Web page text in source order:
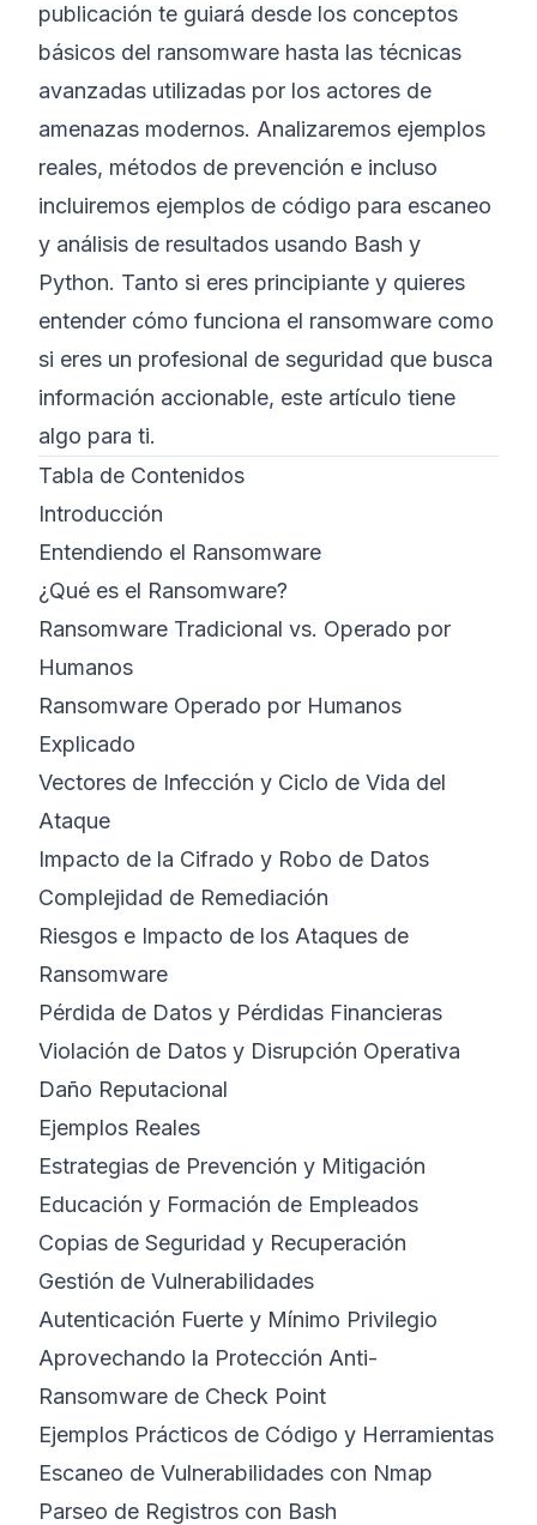
publicación te guiará desde los conceptos
básicos del ransomware hasta las técnicas
avanzadas utilizadas por los actores de
amenazas modernos. Analizaremos ejemplos
reales, métodos de prevención e incluso
incluiremos ejemplos de código para escaneo
y análisis de resultados usando Bash y
Python. Tanto si eres principiante y quieres
entender cómo funciona el ransomware como
si eres un profesional de seguridad que busca
información accionable, este artículo tiene
algo para ti.
Tabla de Contenidos
Introducción
Entendiendo el Ransomware
¿Qué es el Ransomware?
Ransomware Tradicional vs. Operado por
Humanos
Ransomware Operado por Humanos
Explicado
Vectores de Infección y Ciclo de Vida del
Ataque
Impacto de la Cifrado y Robo de Datos
Complejidad de Remediación
Riesgos e Impacto de los Ataques de
Ransomware
Pérdida de Datos y Pérdidas Financieras
Violación de Datos y Disrupción Operativa
Daño Reputacional
Ejemplos Reales
Estrategias de Prevención y Mitigación
Educación y Formación de Empleados
Copias de Seguridad y Recuperación
Gestión de Vulnerabilidades
Autenticación Fuerte y Mínimo Privilegio
Aprovechando la Protección Anti-
Ransomware de Check Point
Ejemplos Prácticos de Código y Herramientas
Escaneo de Vulnerabilidades con Nmap
Parseo de Registros con Bash